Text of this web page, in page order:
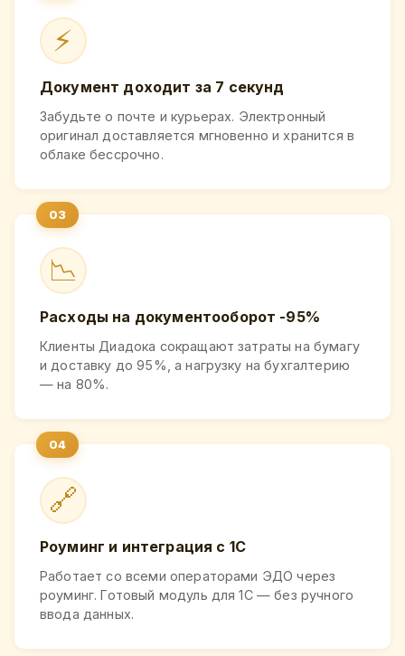
⚡
Документ доходит за 7 секунд
Забудьте о почте и курьерах. Электронный
оригинал доставляется мгновенно и хранится в
облаке бессрочно.
📉
Расходы на документооборот -95%
Клиенты Диадока сокращают затраты на бумагу
и доставку до 95%, а нагрузку на бухгалтерию
— на 80%.
🔗
Роуминг и интеграция с 1С
Работает со всеми операторами ЭДО через
роуминг. Готовый модуль для 1С — без ручного
ввода данных.